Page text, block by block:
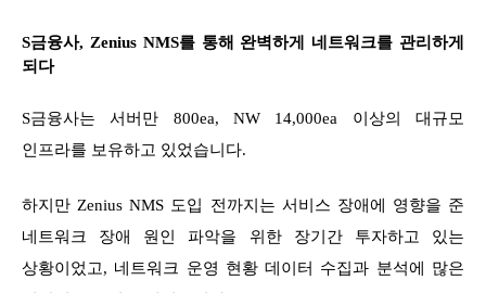
S금융사, Zenius NMS를 통해 완벽하게 네트워크를 관리하게
되다
S금융사는 서버만 800ea, NW 14,000ea 이상의 대규모
인프라를 보유하고 있었습니다.
하지만 Zenius NMS 도입 전까지는 서비스 장애에 영향을 준
네트워크 장애 원인 파악을 위한 장기간 투자하고 있는
상황이었고, 네트워크 운영 현황 데이터 수집과 분석에 많은